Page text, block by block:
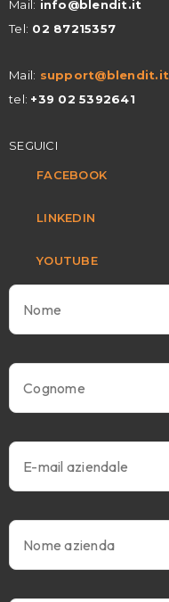
Mail: info@blendit.it
Tel: 02 87215357
Mail: support@blendit.it
tel: +39 02 5392641
SEGUICI
FACEBOOK
LINKEDIN
YOUTUBE